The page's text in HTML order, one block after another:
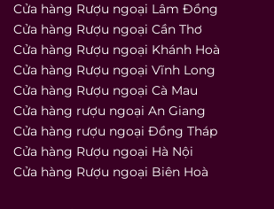
Cửa hàng Rượu ngoại Lâm Đồng
Cửa hàng Rượu ngoại Cần Thơ
Cửa hàng Rượu ngoại Khánh Hoà
Cửa hàng Rượu ngoại Vĩnh Long
Cửa hàng Rượu ngoại Cà Mau
Cửa hàng rượu ngoại An Giang
Cửa hàng rượu ngoại Đồng Tháp
Cửa hàng Rượu ngoại Hà Nội
Cửa hàng Rượu ngoại Biên Hoà